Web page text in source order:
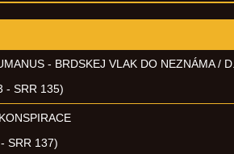
- BRDSKEJ VLAK DO NEZNÁMA /
- SRR 135)
SRR 137)